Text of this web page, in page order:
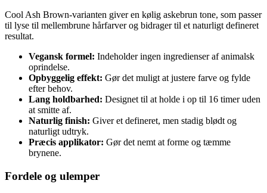
Cool Ash Brown-varianten giver en kølig askebrun tone, som passer
til lyse til mellembrune hårfarver og bidrager til et naturligt defineret
resultat.
Vegansk formel: Indeholder ingen ingredienser af animalsk
oprindelse.
Opbyggelig effekt: Gør det muligt at justere farve og fylde
efter behov.
Lang holdbarhed: Designet til at holde i op til 16 timer uden
at smitte af.
Naturlig finish: Giver et defineret, men stadig blødt og
naturligt udtryk.
Præcis applikator: Gør det nemt at forme og tæmme
brynene.
Fordele og ulemper